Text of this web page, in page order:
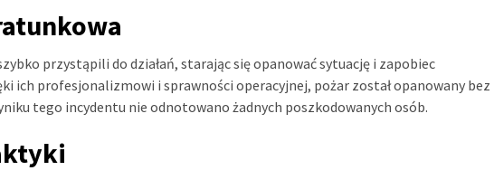
przystąpili do działań, starając się opanować sytuację i zapobiec
ich profesjonalizmowi i sprawności operacyjnej, pożar został opanowany bez
tego incydentu nie odnotowano żadnych poszkodowanych osób.